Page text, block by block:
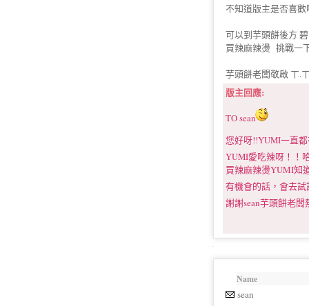
不知道版主是否喜歡
可以到芋頭餅後方
買辣麻辣燙 挑戰一
芋頭餅老闆敬啟 ㄒ.
版主回應:
TO sean
您好呀!!YUMI一直
YUMI愛吃辣呀！！
買辣麻辣燙YUMI知
有機會的話，會去
謝謝sean芋頭餅老
Name
sean